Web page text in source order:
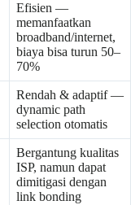
Efisien —
memanfaatkan
broadband/internet,
biaya bisa turun 50–
70%
Rendah & adaptif —
dynamic path
selection otomatis
Bergantung kualitas
ISP, namun dapat
dimitigasi dengan
link bonding